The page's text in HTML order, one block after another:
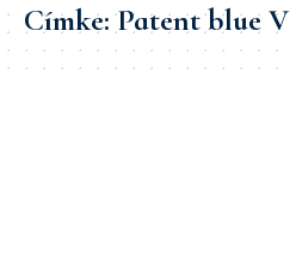
Címke:Patent blue V